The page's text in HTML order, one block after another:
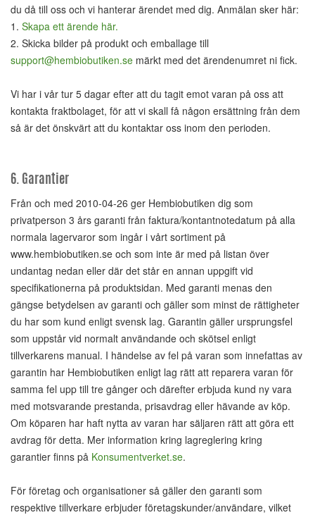
du då till oss och vi hanterar ärendet med dig. Anmälan sker här:
1. Skapa ett ärende här.
2. Skicka bilder på produkt och emballage till
support@hembiobutiken.se märkt med det ärendenumret ni fick.
Vi har i vår tur 5 dagar efter att du tagit emot varan på oss att
kontakta fraktbolaget, för att vi skall få någon ersättning från dem
så är det önskvärt att du kontaktar oss inom den perioden.
6. Garantier
Från och med 2010-04-26 ger Hembiobutiken dig som
privatperson 3 års garanti från faktura/kontantnotedatum på alla
normala lagervaror som ingår i vårt sortiment på
www.hembiobutiken.se och som inte är med på listan över
undantag nedan eller där det står en annan uppgift vid
specifikationerna på produktsidan. Med garanti menas den
gängse betydelsen av garanti och gäller som minst de rättigheter
du har som kund enligt svensk lag. Garantin gäller ursprungsfel
som uppstår vid normalt användande och skötsel enligt
tillverkarens manual. I händelse av fel på varan som innefattas av
garantin har Hembiobutiken enligt lag rätt att reparera varan för
samma fel upp till tre gånger och därefter erbjuda kund ny vara
med motsvarande prestanda, prisavdrag eller hävande av köp.
Om köparen har haft nytta av varan har säljaren rätt att göra ett
avdrag för detta. Mer information kring lagreglering kring
garantier finns på Konsumentverket.se.
För företag och organisationer så gäller den garanti som
respektive tillverkare erbjuder företagskunder/användare, vilket